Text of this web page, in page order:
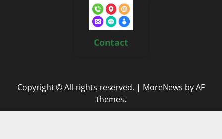
Contact
Copyright © All rights reserved. | MoreNews by AF
themes.